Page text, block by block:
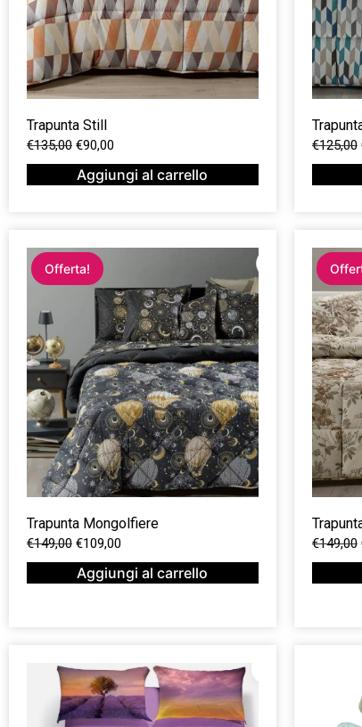
Trapunta Still
€135,00 €90,00
Aggiungi al carrello
€125,00
Offerta!
Trapunta Mongolfiere
€149,00 €109,00
Aggiungi al carrello
€149,00